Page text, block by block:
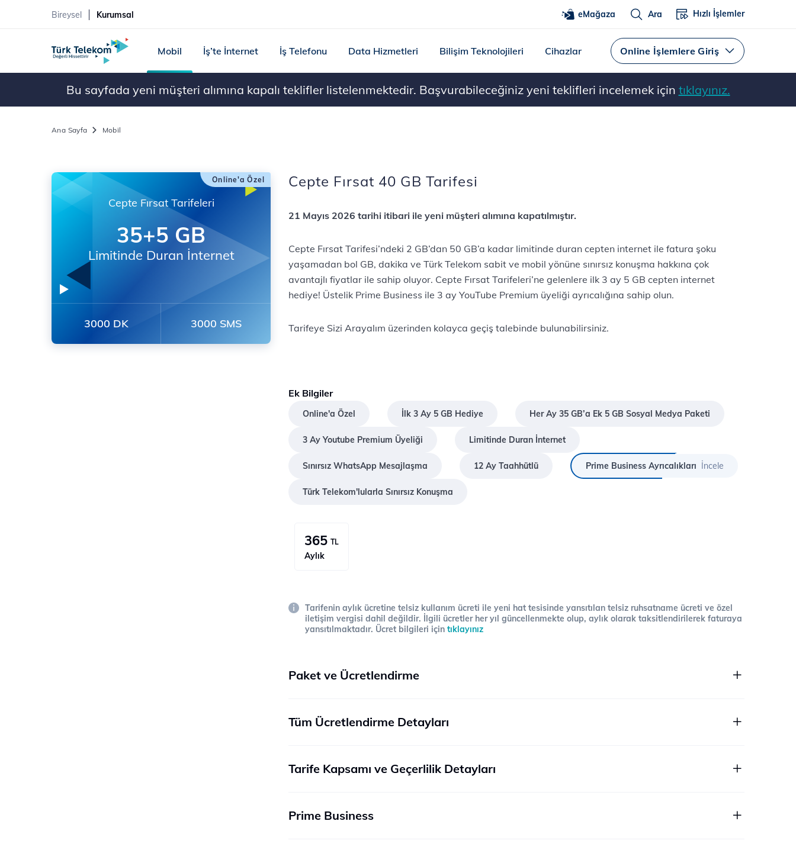
Bireysel Kurumsal eMağaza Ara Hızlı İşlemler
Mobil İş’te İnternet İş Telefonu Data Hizmetleri Bilişim Teknolojileri Cihazlar Online İşlemlere Giriş
Bu sayfada yeni müşteri alımına kapalı teklifler listelenmektedir. Başvurabileceğiniz yeni teklifleri incelemek için tıklayınız.
Ana Sayfa Mobil
Online'a Özel
Cepte Fırsat Tarifeleri
35+5 GB
Limitinde Duran İnternet
3000 DK 3000 SMS
Cepte Fırsat 40 GB Tarifesi
21 Mayıs 2026 tarihi itibari ile yeni müşteri alımına kapatılmıştır.
Cepte Fırsat Tarifesi’ndeki 2 GB’dan 50 GB’a kadar limitinde duran cepten internet ile fatura şoku
yaşamadan bol GB, dakika ve Türk Telekom sabit ve mobil yönüne sınırsız konuşma hakkına çok
avantajlı fiyatlar ile sahip oluyor. Cepte Fırsat Tarifeleri’ne gelenlere ilk 3 ay 5 GB cepten internet
hediye! Üstelik Prime Business ile 3 ay YouTube Premium üyeliği ayrıcalığına sahip olun.
Tarifeye Sizi Arayalım üzerinden kolayca geçiş talebinde bulunabilirsiniz.
Ek Bilgiler
Online'a Özel İlk 3 Ay 5 GB Hediye Her Ay 35 GB’a Ek 5 GB Sosyal Medya Paketi
3 Ay Youtube Premium Üyeliği Limitinde Duran İnternet
Sınırsız WhatsApp Mesajlaşma 12 Ay Taahhütlü Prime Business Ayrıcalıkları İncele
Türk Telekom'lularla Sınırsız Konuşma
365 TL
Aylık
Tarifenin aylık ücretine telsiz kullanım ücreti ile yeni hat tesisinde yansıtılan telsiz ruhsatname ücreti ve özel
iletişim vergisi dahil değildir. İlgili ücretler her yıl güncellenmekte olup, aylık olarak taksitlendirilerek faturaya
yansıtılmaktadır. Ücret bilgileri için tıklayınız
Paket ve Ücretlendirme
Tüm Ücretlendirme Detayları
Tarife Kapsamı ve Geçerlilik Detayları
Prime Business